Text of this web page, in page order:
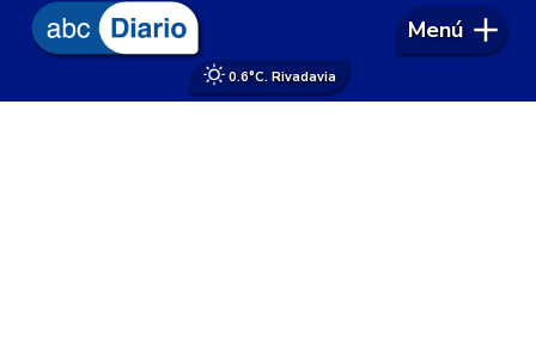
0.6°C. Rivadavia
Menú